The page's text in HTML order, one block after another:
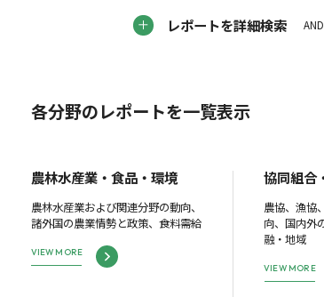
レポートを詳細検索
各分野のレポートを一覧表示
農林水産業・食品・環境
農林水産業および関連分野の動向、
諸外国の農業情勢と政策、食料需給
VIEW MORE
協同組合
農協、漁協
向、国内外
融・地域
VIEW MORE